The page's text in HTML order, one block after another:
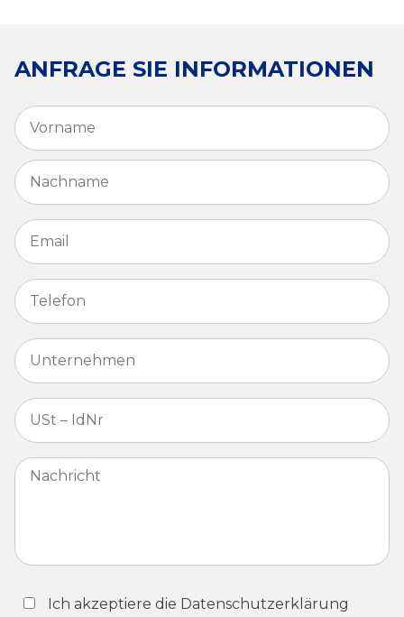
ANFRAGE SIE INFORMATIONEN
Vorname
Email
Telefon
Unternehmen
USt
–
IdNr *
Nachricht
Consent
Ich akzeptiere die Datenschutzerklärung